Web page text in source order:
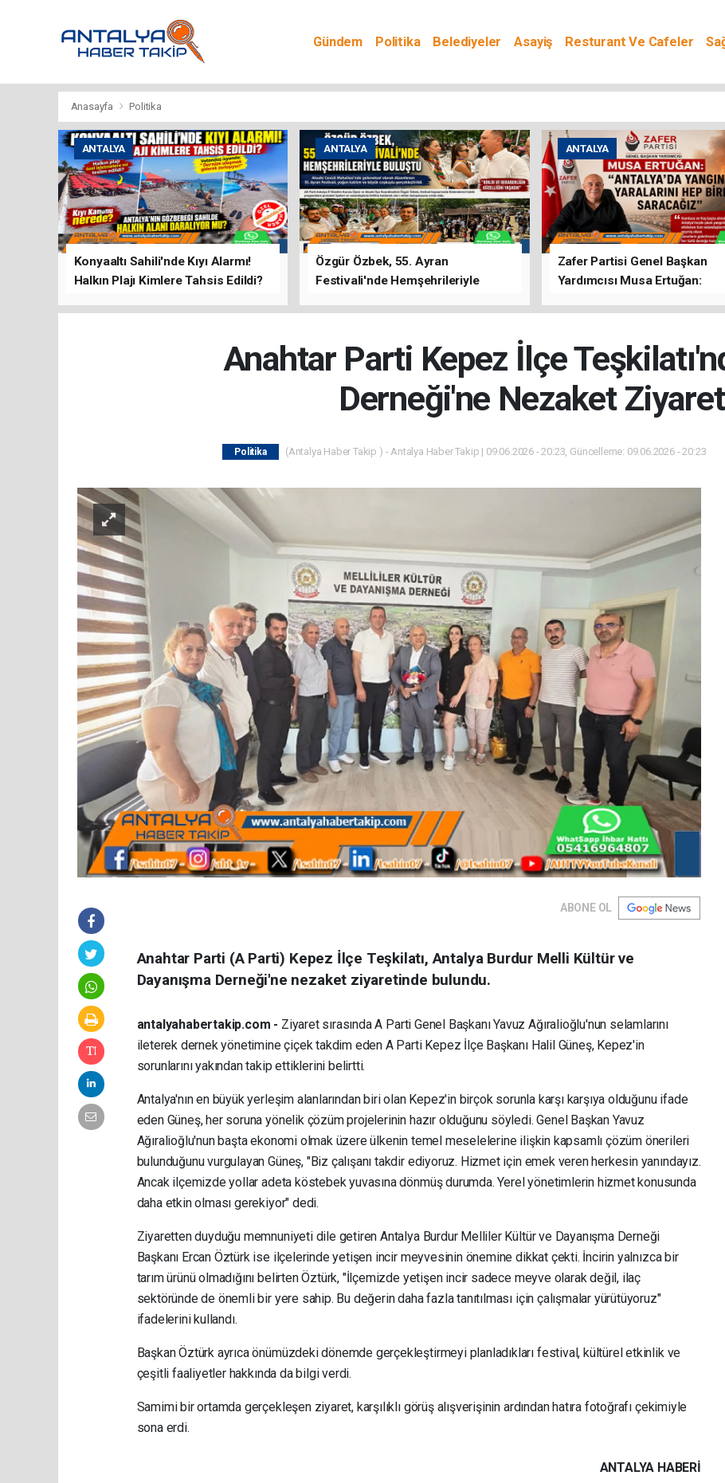
Gündem Politika Belediyeler Asayiş Resturant Ve Cafeler
Anasayfa Politika
ANTALYA
Konyaaltı Sahili'nde Kıyı Alarmı!
Halkın Plajı Kimlere Tahsis Edildi?
ANTALYA
Özgür Özbek, 55. Ayran
Festivali'nde Hemşehrileriyle
ANTALYA
Zafer Partisi Genel Başkan
Yardımcısı Musa Ertuğan:
Anahtar Parti Kepez İlçe
Derneği'ne Nezaket
Politika (Antalya Haber Takip ) - Antalya Haber Takip | 09.06.2026 - 20:23, Güncelleme: 09.06.2026 - 20:23
ABONE OL
Anahtar Parti (A Parti) Kepez İlçe Teşkilatı, Antalya Burdur Melli Kültür ve
Dayanışma Derneği'ne nezaket ziyaretinde bulundu.
antalyahabertakip.com - Ziyaret sırasında A Parti Genel Başkanı Yavuz Ağıralioğlu'nun selamlarını
ileterek dernek yönetimine çiçek takdim eden A Parti Kepez İlçe Başkanı Halil Güneş, Kepez'in
sorunlarını yakından takip ettiklerini belirtti.
Antalya'nın en büyük yerleşim alanlarından biri olan Kepez'in birçok sorunla karşı karşıya olduğunu ifade
eden Güneş, her soruna yönelik çözüm projelerinin hazır olduğunu söyledi. Genel Başkan Yavuz
Ağıralioğlu'nun başta ekonomi olmak üzere ülkenin temel meselelerine ilişkin kapsamlı çözüm önerileri
bulunduğunu vurgulayan Güneş, "Biz çalışanı takdir ediyoruz. Hizmet için emek veren herkesin yanındayız.
Ancak ilçemizde yollar adeta köstebek yuvasına dönmüş durumda. Yerel yönetimlerin hizmet konusunda
daha etkin olması gerekiyor" dedi.
Ziyaretten duyduğu memnuniyeti dile getiren Antalya Burdur Melliler Kültür ve Dayanışma Derneği
Başkanı Ercan Öztürk ise ilçelerinde yetişen incir meyvesinin önemine dikkat çekti. İncirin yalnızca bir
tarım ürünü olmadığını belirten Öztürk, "İlçemizde yetişen incir sadece meyve olarak değil, ilaç
sektöründe de önemli bir yere sahip. Bu değerin daha fazla tanıtılması için çalışmalar yürütüyoruz"
ifadelerini kullandı.
Başkan Öztürk ayrıca önümüzdeki dönemde gerçekleştirmeyi planladıkları festival, kültürel etkinlik ve
çeşitli faaliyetler hakkında da bilgi verdi.
Samimi bir ortamda gerçekleşen ziyaret, karşılıklı görüş alışverişinin ardından hatıra fotoğrafı çekimiyle
sona erdi.
ANTALYA HABERİ